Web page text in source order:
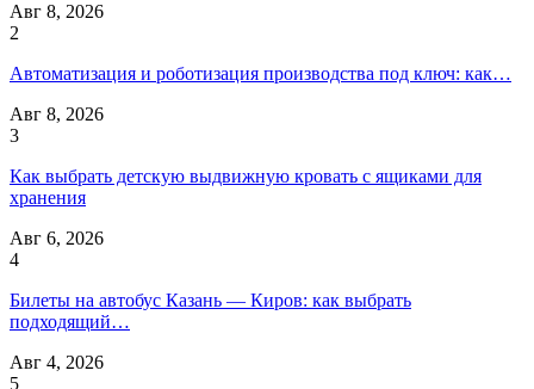
Авг 8, 2026
2
Автоматизация и роботизация производства под ключ: как…
Авг 8, 2026
3
Как выбрать детскую выдвижную кровать с ящиками для
хранения
Авг 6, 2026
4
Билеты на автобус Казань — Киров: как выбрать
подходящий…
Авг 4, 2026
5